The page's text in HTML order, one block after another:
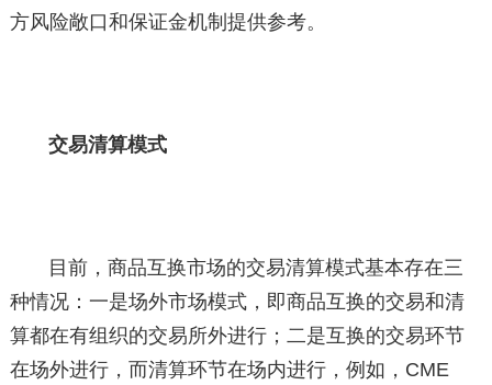
方风险敞口和保证金机制提供参考。
交易清算模式
目前，商品互换市场的交易清算模式基本存在三
种情况：一是场外市场模式，即商品互换的交易和清
算都在有组织的交易所外进行；二是互换的交易环节
在场外进行，而清算环节在场内进行，例如，CME